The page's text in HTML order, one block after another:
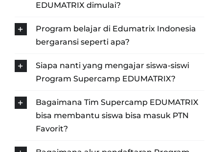
EDUMATRIX dimulai?
Program belajar di Edumatrix Indonesia
bergaransi seperti apa?
Siapa nanti yang mengajar siswa-siswi
Program Supercamp EDUMATRIX?
Bagaimana Tim Supercamp EDUMATRIX
bisa membantu siswa bisa masuk PTN
Favorit?